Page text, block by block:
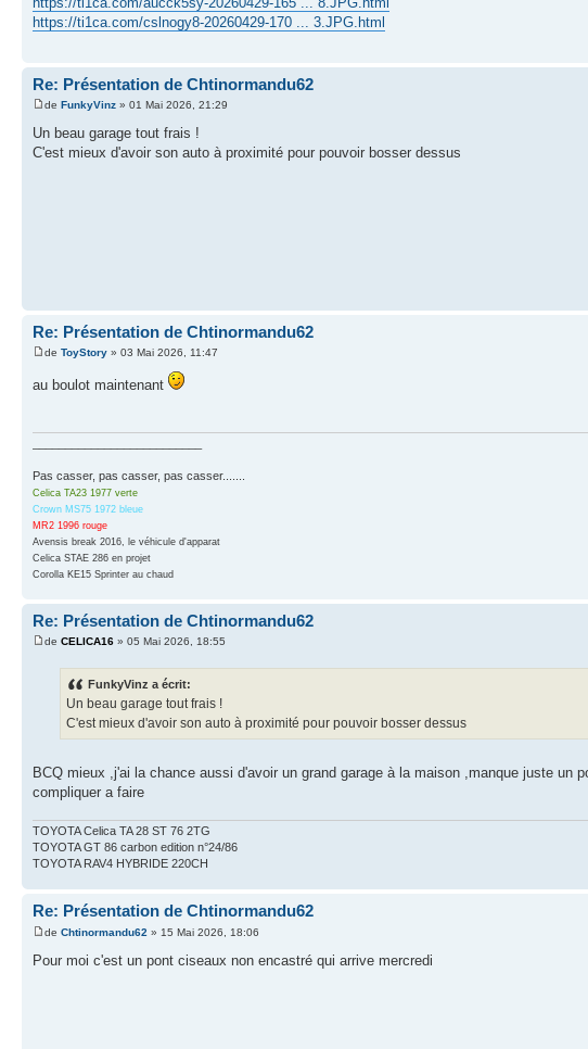
https://ti1ca.com/cslnogy8-20260429-170 ... 3.JPG.html
Re: Présentation de Chtinormandu62
de FunkyVinz » 01 Mai 2026, 21:29
Un beau garage tout frais !
C'est mieux d'avoir son auto à proximité pour pouvoir bosser dessus
Re: Présentation de Chtinormandu62
de ToyStory » 03 Mai 2026, 11:47
au boulot maintenant
Pas casser, pas casser, pas casser.......
Celica TA23 1977 verte
Crown MS75 1972 bleue
MR2 1996 rouge
Avensis break 2016, le véhicule d'apparat
Celica STAE 286 en projet
Corolla KE15 Sprinter au chaud
Re: Présentation de Chtinormandu62
de CELICA16 » 05 Mai 2026, 18:55
FunkyVinz a écrit:
Un beau garage tout frais !
C'est mieux d'avoir son auto à proximité pour pouvoir bosser dessus
BCQ mieux ,j'ai la chance aussi d'avoir un grand garage à la maison ,manque juste un
compliquer a faire
TOYOTA Celica TA 28 ST 76 2TG
TOYOTA GT 86 carbon edition n°24/86
TOYOTA RAV4 HYBRIDE 220CH
Re: Présentation de Chtinormandu62
de Chtinormandu62 » 15 Mai 2026, 18:06
Pour moi c'est un pont ciseaux non encastré qui arrive mercredi